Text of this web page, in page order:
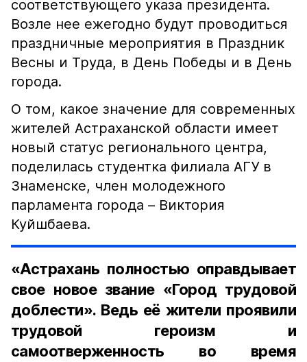
соответствующего указа президента.
Возле нее ежегодно будут проводиться
праздничные мероприятия в Праздник
Весны и Труда, в День Победы и в День
города.
О том, какое значение для современных
жителей Астраханской области имеет
новый статус регионального центра,
поделилась студентка филиала АГУ в
Знаменске, член молодежного
парламента города – Виктория
Куйшбаева.
«Астрахань полностью оправдывает
свое новое звание «Город трудовой
доблести». Ведь её жители проявили
трудовой героизм и
самоотверженность во время